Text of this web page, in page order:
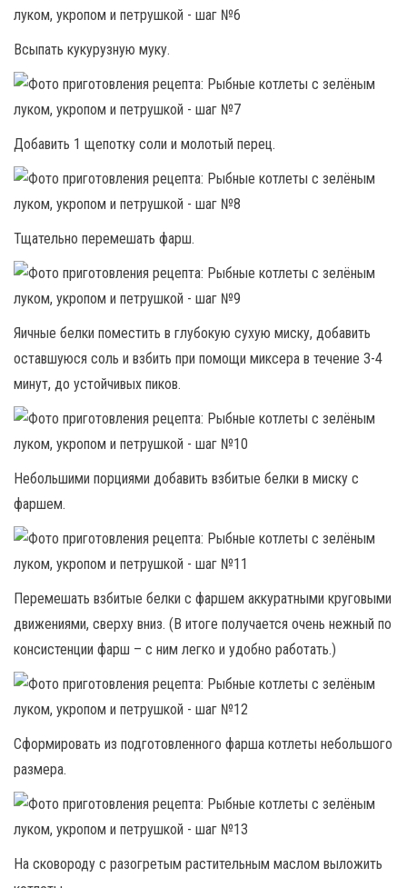
Всыпать кукурузную муку.
Добавить 1 щепотку соли и молотый перец.
Тщательно перемешать фарш.
Яичные белки поместить в глубокую сухую миску, добавить
оставшуюся соль и взбить при помощи миксера в течение 3-4
минут, до устойчивых пиков.
Небольшими порциями добавить взбитые белки в миску с
фаршем.
Перемешать взбитые белки с фаршем аккуратными круговыми
движениями, сверху вниз. (В итоге получается очень нежный по
консистенции фарш – с ним легко и удобно работать.)
Сформировать из подготовленного фарша котлеты небольшого
размера.
На сковороду с разогретым растительным маслом выложить